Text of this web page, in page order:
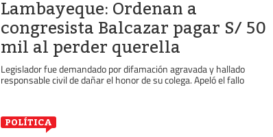
Lambayeque: Ordenan a
congresista Balcazar pagar S/ 50
mil al perder querella
Legislador fue demandado por difamación agravada y hallado
responsable civil de dañar el honor de su colega. Apeló el fallo
POLÍTICA